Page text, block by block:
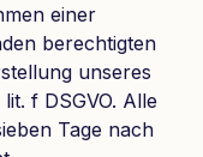
einer
berechtigten
unseres
f DSGVO. Alle
Tage nach